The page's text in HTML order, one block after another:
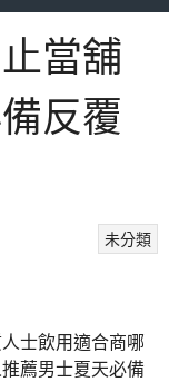
當舖
反覆
未分類
士飲用適合商哪
薦男士夏天必備